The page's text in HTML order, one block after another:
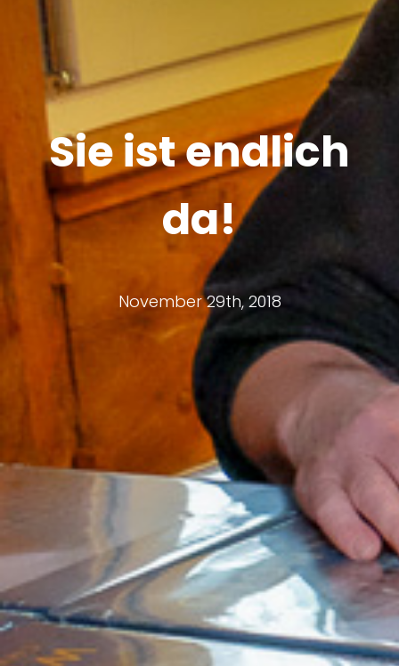
Sie ist endlich
da!
November 29th, 2018